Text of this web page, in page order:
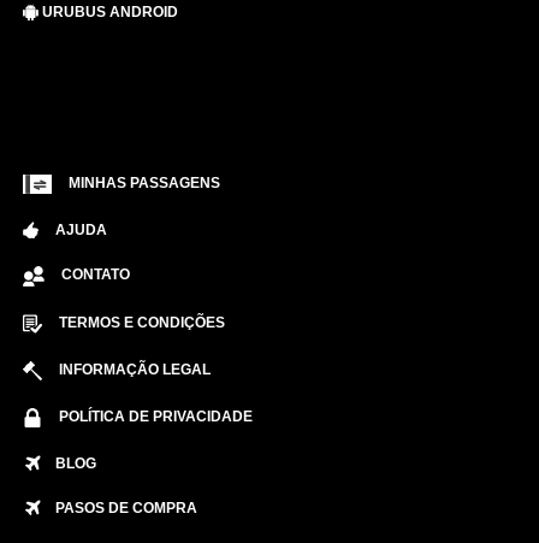
URUBUS ANDROID
MINHAS PASSAGENS
AJUDA
CONTATO
TERMOS E CONDIÇÕES
INFORMAÇÃO LEGAL
POLÍTICA DE PRIVACIDADE
BLOG
PASOS DE COMPRA